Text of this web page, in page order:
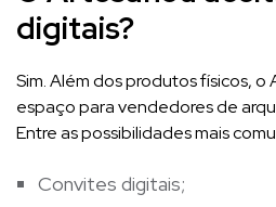
digitais?
Sim. Além dos produtos físicos,
espaço para vendedores de
Entre as possibilidades mais
Convites digitais;